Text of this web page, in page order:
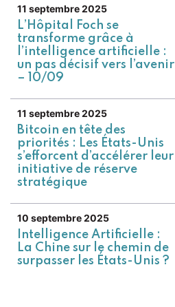
11 septembre 2025
L’Hôpital Foch se
transforme grâce à
l’intelligence artificielle :
un pas décisif vers l’avenir
– 10/09
11 septembre 2025
Bitcoin en tête des
priorités : Les États-Unis
s’efforcent d’accélérer leur
initiative de réserve
stratégique
10 septembre 2025
Intelligence Artificielle :
La Chine sur le chemin de
surpasser les États-Unis ?